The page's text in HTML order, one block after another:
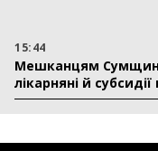
15:44
Мешканцям Сумщини
лікарняні й